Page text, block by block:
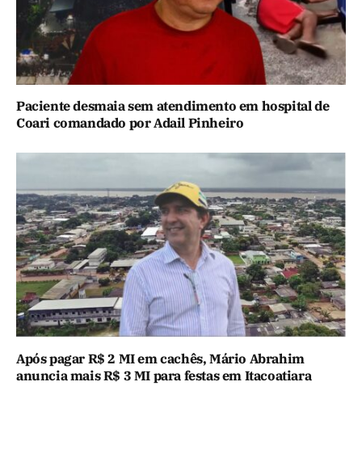
Paciente desmaia sem atendimento em hospital de
Coari comandado por Adail Pinheiro
Após pagar R$ 2 MI em cachês, Mário Abrahim
anuncia mais R$ 3 MI para festas em Itacoatiara